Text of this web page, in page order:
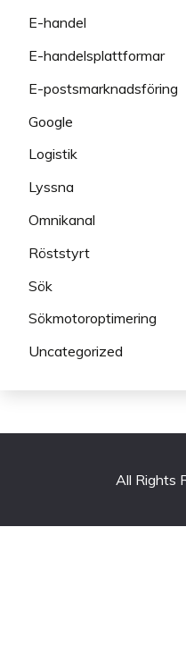
E-handel
E-handelsplattformar
E-postsmarknadsföring
Google
Logistik
Lyssna
Omnikanal
Röststyrt
Sök
Sökmotoroptimering
Uncategorized
All Rights